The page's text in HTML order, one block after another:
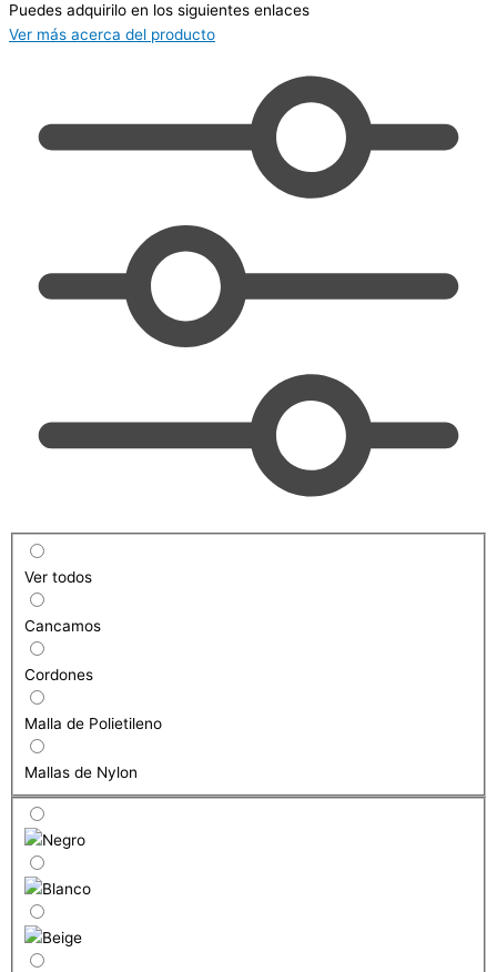
Puedes adquirilo en los siguientes enlaces
Ver más acerca del producto
Ver todos
Cancamos
Cordones
Malla de Polietileno
Mallas de Nylon